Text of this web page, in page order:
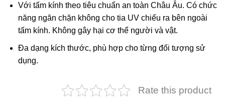
Với tấm kính theo tiêu chuẩn an toàn Châu Âu. Có chức
năng ngăn chặn không cho tia UV chiếu ra bên ngoài
tấm kính. Không gây hại cơ thể người và vật.
Đa dạng kích thước, phù hợp cho từng đối tượng sử
dụng.
Rate this product